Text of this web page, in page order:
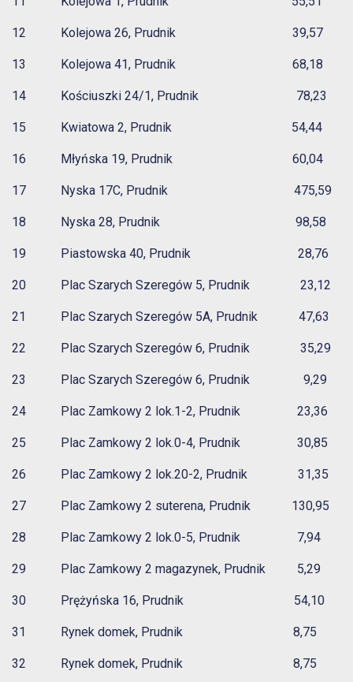
12 Kolejowa 26, Prudnik 39,57
13 Kolejowa 41, Prudnik 68,18
14 Kościuszki 24/1, Prudnik 78,23
15 Kwiatowa 2, Prudnik 54,44
16 Młyńska 19, Prudnik 60,04
17 Nyska 17C, Prudnik 475,59
18 Nyska 28, Prudnik 98,58
19 Piastowska 40, Prudnik 28,76
20 Plac Szarych Szeregów 5, Prudnik 23,12
21 Plac Szarych Szeregów 5A, Prudnik 47,63
22 Plac Szarych Szeregów 6, Prudnik 35,29
23 Plac Szarych Szeregów 6, Prudnik 9,29
24 Plac Zamkowy 2 lok.1-2, Prudnik 23,36
25 Plac Zamkowy 2 lok.0-4, Prudnik 30,85
26 Plac Zamkowy 2 lok.20-2, Prudnik 31,35
27 Plac Zamkowy 2 suterena, Prudnik 130,95
28 Plac Zamkowy 2 lok.0-5, Prudnik 7,94
29 Plac Zamkowy 2 magazynek, Prudnik 5,29
30 Prężyńska 16, Prudnik 54,10
31 Rynek domek, Prudnik 8,75
32 Rynek domek, Prudnik 8,75